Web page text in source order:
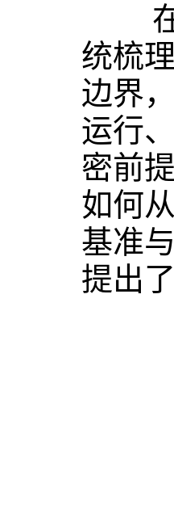
在主
统梳
边界
运行
密前
如何
基准
提出